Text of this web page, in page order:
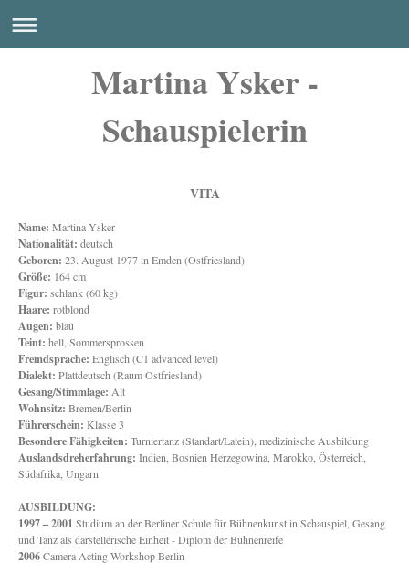
Martina Ysker -
Schauspielerin
VITA
Name: Martina Ysker
Nationalität: deutsch
Geboren: 23. August 1977 in Emden (Ostfriesland)
Größe: 164 cm
Figur: schlank (60 kg)
Haare: rotblond
Augen: blau
Teint: hell, Sommersprossen
Fremdsprache: Englisch (C1 advanced level)
Dialekt: Plattdeutsch (Raum Ostfriesland)
Gesang/Stimmlage: Alt
Wohnsitz: Bremen/Berlin
Führerschein: Klasse 3
Besondere Fähigkeiten: Turniertanz (Standart/Latein), medizinische Ausbildung
Auslandsdreherfahrung: Indien, Bosnien Herzegowina, Marokko, Österreich,
Südafrika, Ungarn
AUSBILDUNG:
1997 – 2001 Studium an der Berliner Schule für Bühnenkunst in Schauspiel, Gesang
und Tanz als darstellerische Einheit - Diplom der Bühnenreife
2006Camera Acting Workshop Berlin